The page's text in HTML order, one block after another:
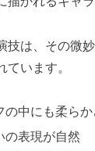
技は、その微
ています。
の中にも柔らか
の表現が自然